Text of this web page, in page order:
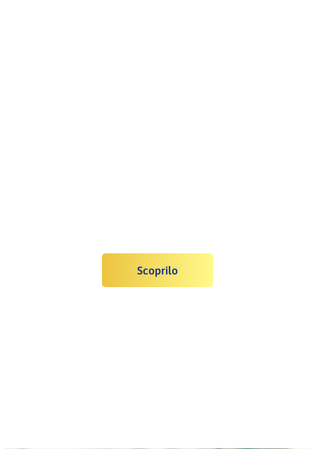
Scoprilo